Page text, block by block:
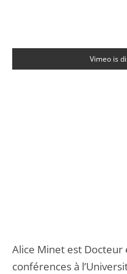
Vimeo is
Alice Minet est
conférences à